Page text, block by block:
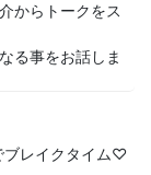
からトークをス
る事をお話しま
ブレイクタイム♡